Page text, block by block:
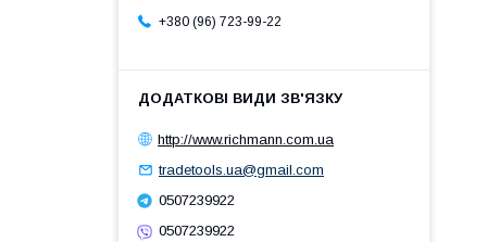
+380 (96) 723-99-22
http://www.richmann.com.ua
tradetools.ua@gmail.com
0507239922
0507239922